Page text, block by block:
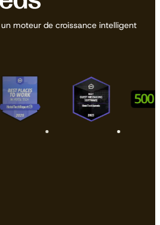
moteur de croissance intelligent